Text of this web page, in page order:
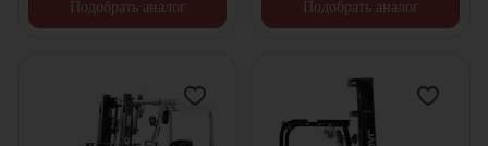
Подобрать аналог
Подобрать аналог